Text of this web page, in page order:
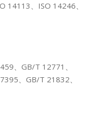
14113、ISO 14246、
、GB/T 12771、
、GB/T 21832、